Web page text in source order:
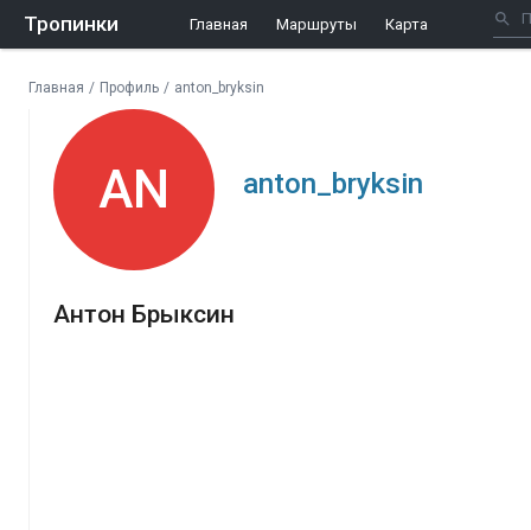
Тропинки Главная Маршруты Карта
Главная / Профиль / anton_bryksin
AN anton_bryksin
Антон Брыксин